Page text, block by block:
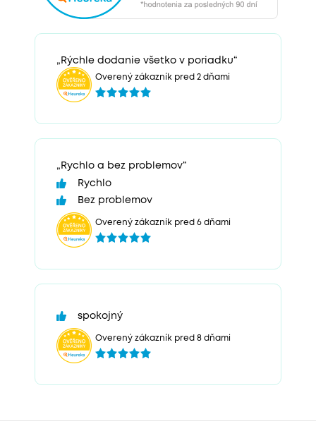
„Rýchle dodanie všetko v poriadku“
Overený zákazník pred 2 dňami
„Rychlo a bez problemov“
Rychlo
Bez problemov
Overený zákazník pred 6 dňami
spokojný
Overený zákazník pred 8 dňami